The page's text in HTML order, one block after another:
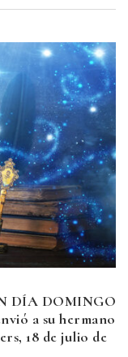
DÍA DOMINGO
a su hermano
18 de julio de